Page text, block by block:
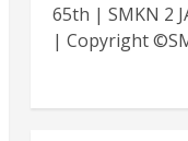
65th | SMKN 2
| Copyright